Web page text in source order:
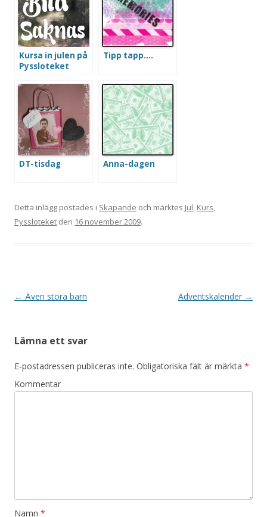
Kursa in julen på
Pyssloteket
Tipp tapp….
DT-tisdag Anna-dagen
Detta inlägg postades i Skapande och märktes Jul, Kurs,
Pyssloteket den 16 november 2009.
Inläggsnavigering
← Även stora barn Adventskalender →
Lämna ett svar
E-postadressen publiceras inte. Obligatoriska fält är märkta *
Kommentar
Namn *